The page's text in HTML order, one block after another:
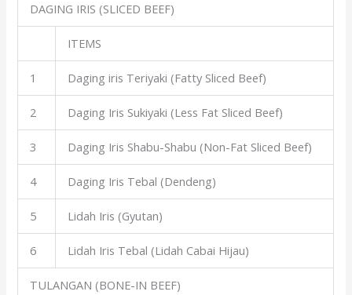
DAGING IRIS (SLICED BEEF)
ITEMS
1 Daging iris Teriyaki (Fatty Sliced Beef)
2 Daging Iris Sukiyaki (Less Fat Sliced Beef)
3 Daging Iris Shabu-Shabu (Non-Fat Sliced Beef)
4 Daging Iris Tebal (Dendeng)
5 Lidah Iris (Gyutan)
6 Lidah Iris Tebal (Lidah Cabai Hijau)
TULANGAN (BONE-IN BEEF)